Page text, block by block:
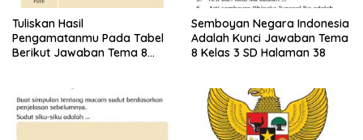
Tuliskan Hasil
Pengamatanmu Pada Tabel
Berikut Jawaban Tema 8
Semboyan Negara Indonesia
Adalah Kunci Jawaban Tema
8 Kelas 3 SD Halaman 38